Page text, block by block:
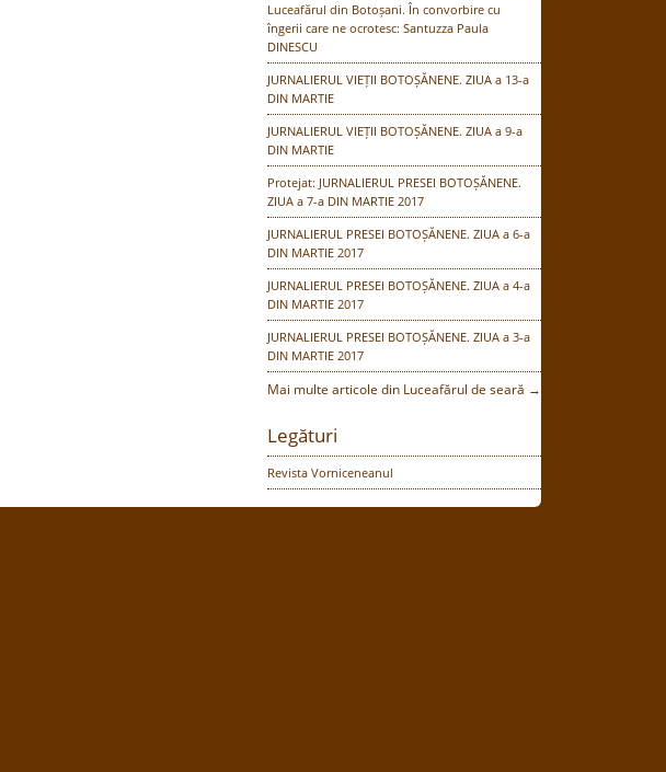
Luceafărul din Botoșani. În convorbire cu
îngerii care ne ocrotesc: Santuzza Paula
DINESCU
JURNALIERUL VIEȚII BOTOȘĂNENE. ZIUA a 13-a
DIN MARTIE
JURNALIERUL VIEȚII BOTOȘĂNENE. ZIUA a 9-a
DIN MARTIE
Protejat: JURNALIERUL PRESEI BOTOȘĂNENE.
ZIUA a 7-a DIN MARTIE 2017
JURNALIERUL PRESEI BOTOȘĂNENE. ZIUA a 6-a
DIN MARTIE 2017
JURNALIERUL PRESEI BOTOȘĂNENE. ZIUA a 4-a
DIN MARTIE 2017
JURNALIERUL PRESEI BOTOȘĂNENE. ZIUA a 3-a
DIN MARTIE 2017
Mai multe articole din Luceafărul de seară →
Legături
Revista Vorniceneanul